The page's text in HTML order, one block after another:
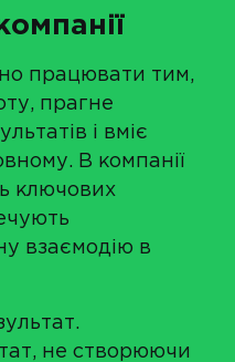
працювати тим,
прагне
і вміє
В компанії
ключових
взаємодію в
не створюючи